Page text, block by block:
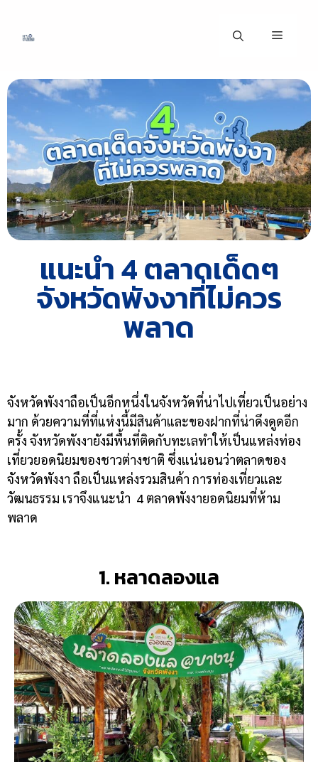
แนะนำ 4 ตลาดเด็ดๆ
จังหวัดพังงาที่ไม่ควร
พลาด
จังหวัดพังงาถือเป็นอีกหนึ่งในจังหวัดที่น่าไปเที่ยวเป็นอย่าง
มาก ด้วยความที่ที่แห่งนี้มีสินค้าและของฝากที่น่าดึงดูดอีก
ครั้ง จังหวัดพังงายังมีพื้นที่ติดกับทะเลทำให้เป็นแหล่งท่อง
เที่ยวยอดนิยมของชาวต่างชาติ ซึ่งแน่นอนว่าตลาดของ
จังหวัดพังงา ถือเป็นแหล่งรวมสินค้า การท่องเที่ยวและ
วัฒนธรรม เราจึงแนะนำ 4 ตลาดพังงายอดนิยมที่ห้าม
พลาด
1. หลาดลองแล